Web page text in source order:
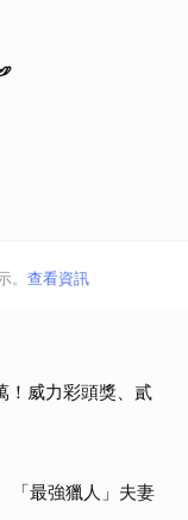
查看資訊
威力彩頭獎、貳
最強獵人」夫妻